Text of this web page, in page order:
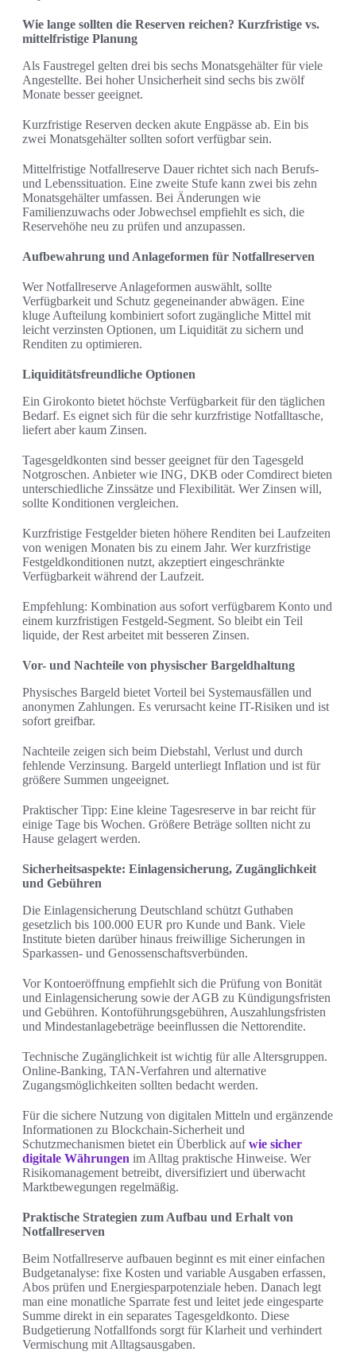
Wie lange sollten die Reserven reichen? Kurzfristige vs.
mittelfristige Planung
Als Faustregel gelten drei bis sechs Monatsgehälter für viele
Angestellte. Bei hoher Unsicherheit sind sechs bis zwölf
Monate besser geeignet.
Kurzfristige Reserven decken akute Engpässe ab. Ein bis
zwei Monatsgehälter sollten sofort verfügbar sein.
Mittelfristige Notfallreserve Dauer richtet sich nach Berufs-
und Lebenssituation. Eine zweite Stufe kann zwei bis zehn
Monatsgehälter umfassen. Bei Änderungen wie
Familienzuwachs oder Jobwechsel empfiehlt es sich, die
Reservehöhe neu zu prüfen und anzupassen.
Aufbewahrung und Anlageformen für Notfallreserven
Wer Notfallreserve Anlageformen auswählt, sollte
Verfügbarkeit und Schutz gegeneinander abwägen. Eine
kluge Aufteilung kombiniert sofort zugängliche Mittel mit
leicht verzinsten Optionen, um Liquidität zu sichern und
Renditen zu optimieren.
Liquiditätsfreundliche Optionen
Ein Girokonto bietet höchste Verfügbarkeit für den täglichen
Bedarf. Es eignet sich für die sehr kurzfristige Notfalltasche,
liefert aber kaum Zinsen.
Tagesgeldkonten sind besser geeignet für den Tagesgeld
Notgroschen. Anbieter wie ING, DKB oder Comdirect bieten
unterschiedliche Zinssätze und Flexibilität. Wer Zinsen will,
sollte Konditionen vergleichen.
Kurzfristige Festgelder bieten höhere Renditen bei Laufzeiten
von wenigen Monaten bis zu einem Jahr. Wer kurzfristige
Festgeldkonditionen nutzt, akzeptiert eingeschränkte
Verfügbarkeit während der Laufzeit.
Empfehlung: Kombination aus sofort verfügbarem Konto und
einem kurzfristigen Festgeld-Segment. So bleibt ein Teil
liquide, der Rest arbeitet mit besseren Zinsen.
Vor- und Nachteile von physischer Bargeldhaltung
Physisches Bargeld bietet Vorteil bei Systemausfällen und
anonymen Zahlungen. Es verursacht keine IT-Risiken und ist
sofort greifbar.
Nachteile zeigen sich beim Diebstahl, Verlust und durch
fehlende Verzinsung. Bargeld unterliegt Inflation und ist für
größere Summen ungeeignet.
Praktischer Tipp: Eine kleine Tagesreserve in bar reicht für
einige Tage bis Wochen. Größere Beträge sollten nicht zu
Hause gelagert werden.
Sicherheitsaspekte: Einlagensicherung, Zugänglichkeit
und Gebühren
Die Einlagensicherung Deutschland schützt Guthaben
gesetzlich bis 100.000 EUR pro Kunde und Bank. Viele
Institute bieten darüber hinaus freiwillige Sicherungen in
Sparkassen- und Genossenschaftsverbünden.
Vor Kontoeröffnung empfiehlt sich die Prüfung von Bonität
und Einlagensicherung sowie der AGB zu Kündigungsfristen
und Gebühren. Kontoführungsgebühren, Auszahlungsfristen
und Mindestanlagebeträge beeinflussen die Nettorendite.
Technische Zugänglichkeit ist wichtig für alle Altersgruppen.
Online-Banking, TAN-Verfahren und alternative
Zugangsmöglichkeiten sollten bedacht werden.
Für die sichere Nutzung von digitalen Mitteln und ergänzende
Informationen zu Blockchain-Sicherheit und
Schutzmechanismen bietet ein Überblick aufwie sicher
digitale Währungen im Alltag praktische Hinweise. Wer
Risikomanagement betreibt, diversifiziert und überwacht
Marktbewegungen regelmäßig.
Praktische Strategien zum Aufbau und Erhalt von
Notfallreserven
Beim Notfallreserve aufbauen beginnt es mit einer einfachen
Budgetanalyse: fixe Kosten und variable Ausgaben erfassen,
Abos prüfen und Energiesparpotenziale heben. Danach legt
man eine monatliche Sparrate fest und leitet jede eingesparte
Summe direkt in ein separates Tagesgeldkonto. Diese
Budgetierung Notfallfonds sorgt für Klarheit und verhindert
Vermischung mit Alltagsausgaben.